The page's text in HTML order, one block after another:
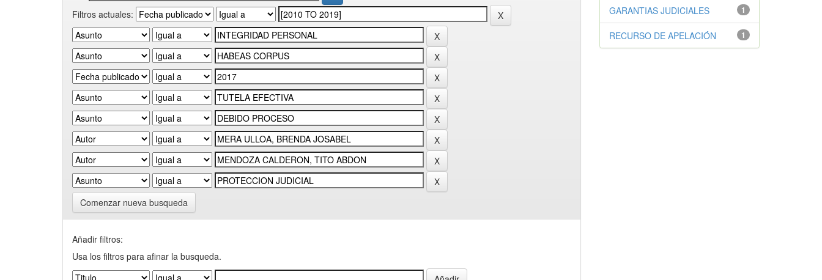
Filtros actuales:
Comenzar nueva busqueda
Añadir filtros:
Usa los filtros para afinar la busqueda.
1
GARANTIAS JUDICIALES
1
RECURSO DE APELACIÓN